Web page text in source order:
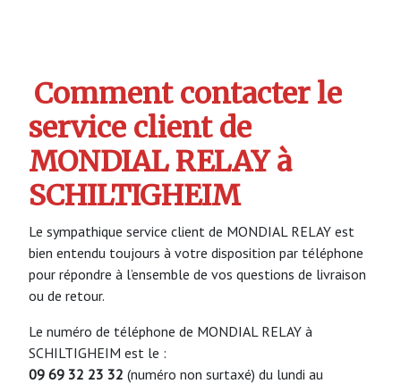
Comment contacter le
service client de
MONDIAL RELAY à
SCHILTIGHEIM
Le sympathique service client de MONDIAL RELAY est
bien entendu toujours à votre disposition par téléphone
pour répondre à l’ensemble de vos questions de livraison
ou de retour.
Le numéro de téléphone de MONDIAL RELAY à
SCHILTIGHEIM est le :
09 69 32 23 32 (numéro non surtaxé) du lundi au